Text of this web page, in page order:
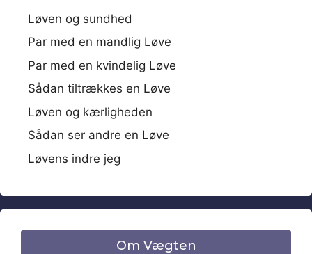
Løven og sundhed
Par med en mandlig Løve
Par med en kvindelig Løve
Sådan tiltrækkes en Løve
Løven og kærligheden
Sådan ser andre en Løve
Løvens indre jeg
Om Vægten